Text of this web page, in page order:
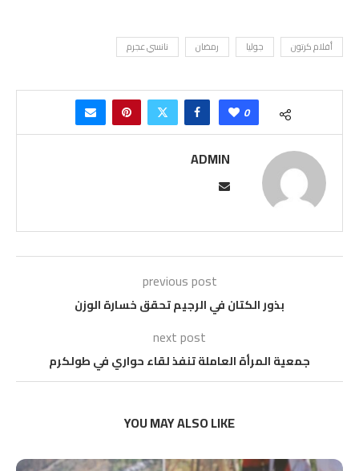
أفلام كرتون جوليا رمضان نانسي عجرم
0
ADMIN
previous post
بذور الكتان في الرجيم تحقق خسارة الوزن
next post
جمعية المرأة العاملة تنفذ لقاء حواري في طولكرم
YOU MAY ALSO LIKE